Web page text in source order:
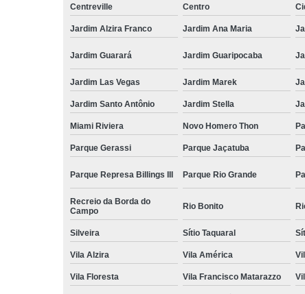
Centreville Centro
Jardim Alzira Franco Jardim Ana Maria
Jardim Guarará Jardim Guaripocaba
Jardim Las Vegas Jardim Marek
Jardim Santo Antônio Jardim Stella
Miami Riviera Novo Homero Thon
Parque Gerassi Parque Jaçatuba
Parque Represa Billings III Parque Rio Grande
Recreio da Borda do
Campo
Rio Bonito
Silveira Sítio Taquaral
Vila Alzira Vila América
Vila Floresta Vila Francisco Matarazzo